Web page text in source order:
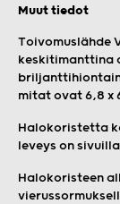
Muut tiedot
Toivomuslähde
keskitimanttina
mitat ovat 6,8 x
Halokoristetta
leveys on
Halokoristeen